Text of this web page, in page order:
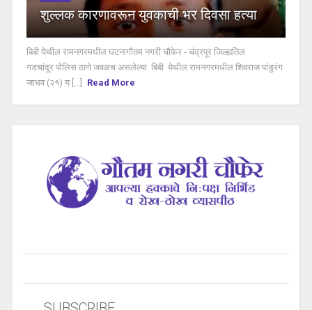
शुल्लक कारणावरून युवकाची भर दिवसा हत्या
बिबी येथील रामनगरमधील घटनागौतम नगरी चौफेर - चंद्रपूर जिल्ह्यतिल
गडचांदूर पोलिस ठाणे जवळच असलेल्या बिबी येथील रामनगरमधील शिवराज पांडुरंग
जाधव (२१) य [...]
Read More